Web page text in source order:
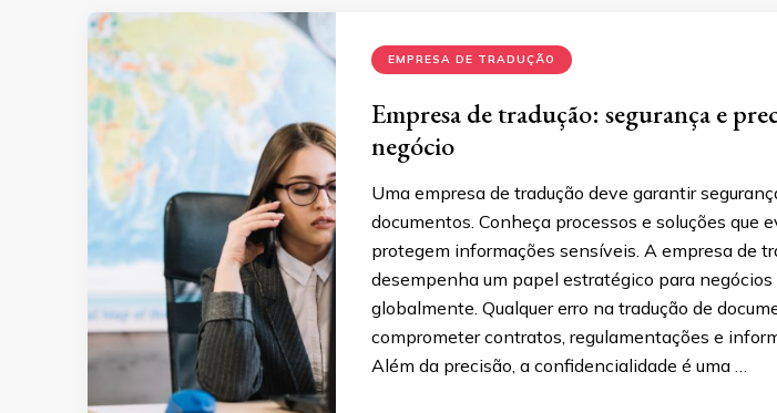
EMPRESA DE TRADUÇÃO
Empresa de tradução: segurança e
negócio
Uma empresa de tradução deve garantir
documentos. Conheça processos e soluções que
protegem informações sensíveis. A empresa de
desempenha um papel estratégico para negócios
globalmente. Qualquer erro na tradução de
comprometer contratos, regulamentações e
Além da precisão, a confidencialidade é uma …